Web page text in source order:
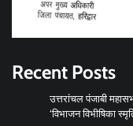
Recent Posts
उत्तरांचल पंजाबी
‘विभाजन विभीषिका